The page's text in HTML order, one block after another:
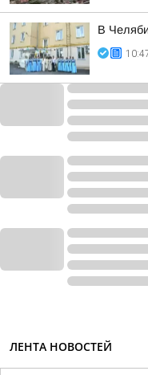
В
ЛЕНТА НОВОСТЕЙ